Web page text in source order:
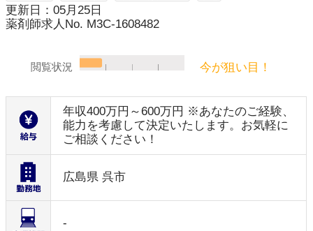
更新日：05月25日
薬剤師求人No. M3C-1608482
閲覧状況 今が狙い目！
年収400万円～600万円 ※あなたのご経験、
能力を考慮して決定いたします。お気軽に
ご相談ください！
広島県 呉市
-